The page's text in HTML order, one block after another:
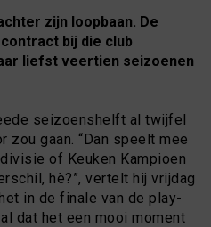
zijn loopbaan. De
bij die club
liefst veertien seizoenen
seizoenshelft al twijfel
zou gaan. “Dan speelt mee
of Keuken Kampioen
hè?”, vertelt hij vrijdag
in de finale van de play-
dat het een mooi moment